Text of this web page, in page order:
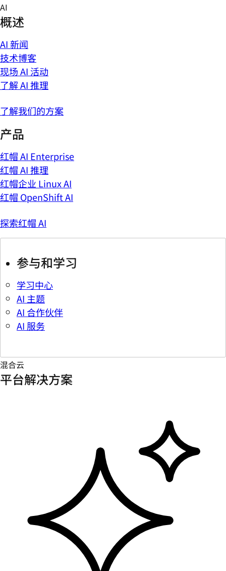
Skip
to
content
AI
概述
AI 新闻
技术博客
现场 AI 活动
了解 AI 推理
了解我们的方案
产品
红帽 AI Enterprise
红帽 AI 推理
红帽企业 Linux AI
红帽 OpenShift AI
探索红帽 AI
参与和学习
学习中心
AI 主题
AI 合作伙伴
AI 服务
混合云
平台解决方案